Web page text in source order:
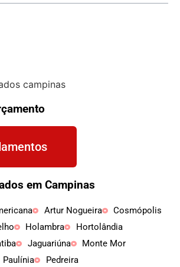
em Campinas
Artur Nogueira
Cosmópolis
Holambra
Hortolândia
Jaguariúna
Monte Mor
Paulínia
Pedreira